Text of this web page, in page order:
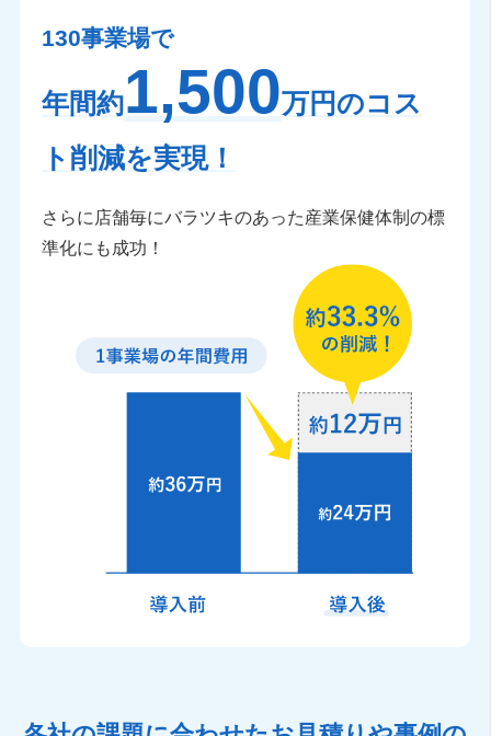
130事業場で
年間約1,500万円のコス
ト削減を実現！
さらに店舗毎にバラツキのあった産業保健体制の標
準化にも成功！